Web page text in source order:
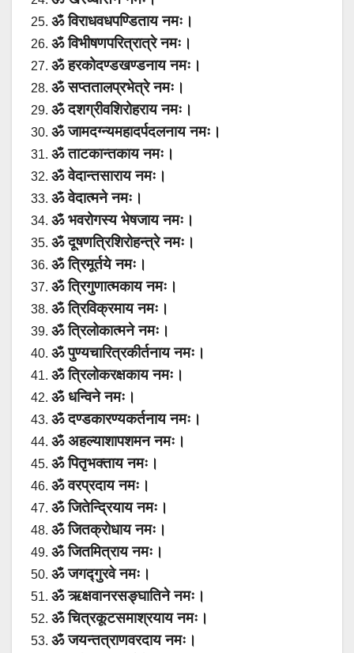
ॐ विराधवधपण्डिताय नमः।
ॐ विभीषणपरित्रात्रे नमः।
ॐ हरकोदण्डखण्डनाय नमः।
ॐ सप्ततालप्रभेत्रे नमः।
ॐ दशग्रीवशिरोहराय नमः।
ॐ जामदग्न्यमहादर्पदलनाय नमः।
ॐ ताटकान्तकाय नमः।
ॐ वेदान्तसाराय नमः।
ॐ वेदात्मने नमः।
ॐ भवरोगस्य भेषजाय नमः।
ॐ दूषणत्रिशिरोहन्त्रे नमः।
ॐ त्रिमूर्तये नमः।
ॐ त्रिगुणात्मकाय नमः।
ॐ त्रिविक्रमाय नमः।
ॐ त्रिलोकात्मने नमः।
ॐ पुण्यचारित्रकीर्तनाय नमः।
ॐ त्रिलोकरक्षकाय नमः।
ॐ धन्विने नमः।
ॐ दण्डकारण्यकर्तनाय नमः।
ॐ अहल्याशापशमन नमः।
ॐ पितृभक्ताय नमः।
ॐ वरप्रदाय नमः।
ॐ जितेन्द्रियाय नमः।
ॐ जितक्रोधाय नमः।
ॐ जितमित्राय नमः।
ॐ जगद्गुरवे नमः।
ॐ ऋक्षवानरसङ्घातिने नमः।
ॐ चित्रकूटसमाश्रयाय नमः।
ॐ जयन्तत्राणवरदाय नमः।